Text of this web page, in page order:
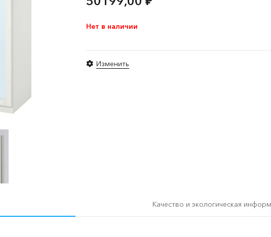
Нет в наличии
Изменить
Качество и экологическая